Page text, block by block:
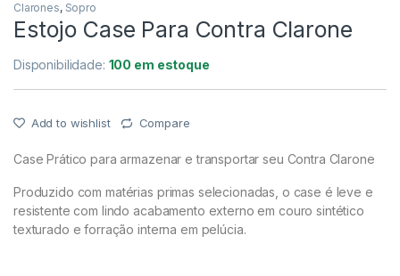
Clarones, Sopro
Estojo Case Para Contra Clarone
Disponibilidade: 100 em estoque
Add to wishlist Compare
Case Prático para armazenar e transportar seu Contra Clarone
Produzido com matérias primas selecionadas, o case é leve e
resistente com lindo acabamento externo em couro sintético
texturado e forração interna em pelúcia.